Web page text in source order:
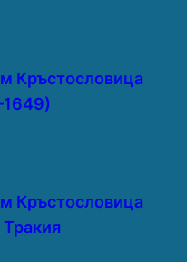
Кръстословица
Кръстословица